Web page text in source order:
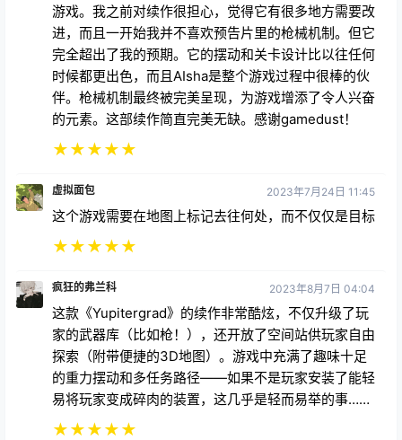
游戏。我之前对续作很担心，觉得它有很多地方需要改
进，而且一开始我并不喜欢预告片里的枪械机制。但它
完全超出了我的预期。它的摆动和关卡设计比以往任何
时候都更出色，而且AIsha是整个游戏过程中很棒的伙
伴。枪械机制最终被完美呈现，为游戏增添了令人兴奋
的元素。这部续作简直完美无缺。感谢gamedust！
★★★★★
虚拟面包 2023年7月24日 11:45
这个游戏需要在地图上标记去往何处，而不仅仅是目标
★★★★★
疯狂的弗兰科 2023年8月7日 04:04
这款《Yupitergrad》的续作非常酷炫，不仅升级了玩
家的武器库（比如枪！），还开放了空间站供玩家自由
探索（附带便捷的3D地图）。游戏中充满了趣味十足
的重力摆动和多任务路径——如果不是玩家安装了能轻
易将玩家变成碎肉的装置，这几乎是轻而易举的事……
★★★★★